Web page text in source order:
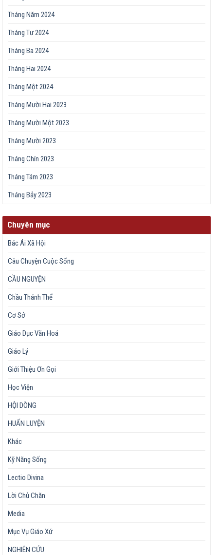
Tháng Năm 2024
Tháng Tư 2024
Tháng Ba 2024
Tháng Hai 2024
Tháng Một 2024
Tháng Mười Hai 2023
Tháng Mười Một 2023
Tháng Mười 2023
Tháng Chín 2023
Tháng Tám 2023
Tháng Bảy 2023
Chuyên mục
Bác Ái Xã Hội
Câu Chuyện Cuộc Sống
CẦU NGUYỆN
Chầu Thánh Thể
Cơ Sở
Giáo Dục Văn Hoá
Giáo Lý
Giới Thiệu Ơn Gọi
Học Viện
HỘI DÒNG
HUẤN LUYỆN
Khác
Kỹ Năng Sống
Lectio Divina
Lời Chủ Chăn
Media
Mục Vụ Giáo Xứ
NGHIÊN CỨU